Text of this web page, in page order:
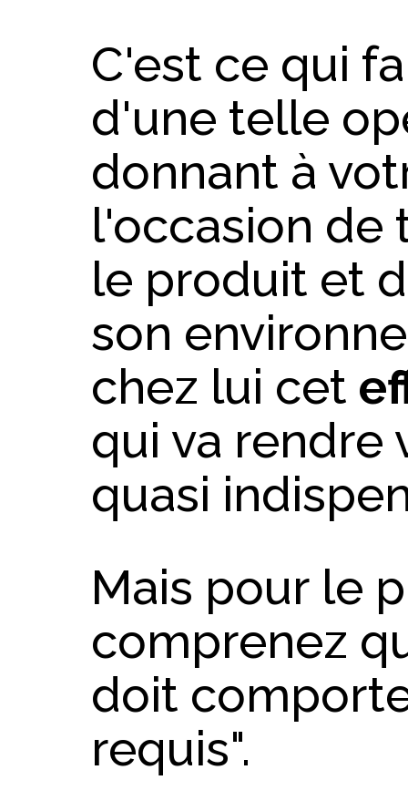
C'est ce qui
d'une telle
donnant à
l'occasion de
le produit et
son
chez lui cet
qui va rendre
quasi
Mais pour le
comprenez
doit
requis".